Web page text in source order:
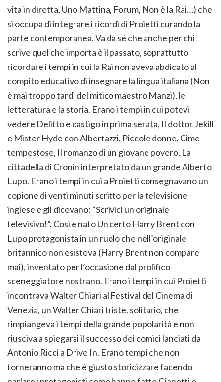
vita in diretta, Uno Mattina, Forum, Non è la Rai…) che
si occupa di integrare i ricordi di Proietti curando la
parte contemporanea. Va da sé che anche per chi
scrive quel che importa è il passato, soprattutto
ricordare i tempi in cui la Rai non aveva abdicato al
compito educativo di insegnare la lingua italiana (Non
è mai troppo tardi del mitico maestro Manzi), le
letteratura e la storia. Erano i tempi in cui potevi
vedere Delitto e castigo in prima serata, Il dottor Jekill
e Mister Hyde con Albertazzi, Piccole donne, Cime
tempestose, Il romanzo di un giovane povero, La
cittadella di Cronin interpretato da un grande Alberto
Lupo. Erano i tempi in cui a Proietti consegnavano un
copione di venti minuti scritto per la televisione
inglese e gli dicevano: “Scrivici un originale
televisivo!”. Così è nato Un certo Harry Brent con
Lupo protagonista in un ruolo che nell’originale
britannico non esisteva (Harry Brent non compare
mai), inventato per l’occasione dal prolifico
sceneggiatore nostrano. Erano i tempi in cui Proietti
incontrava Walter Chiari al Festival del Cinema di
Venezia, un Walter Chiari triste, solitario, che
rimpiangeva i tempi della grande popolarità e non
riusciva a spiegarsi il successo dei comici lanciati da
Antonio Ricci a Drive In. Erano tempi che non
torneranno ma che è giusto storicizzare facendo